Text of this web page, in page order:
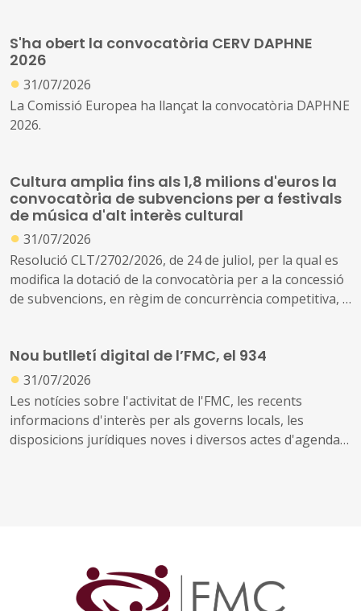
locals
S'ha obert la convocatòria CERV DAPHNE
2026
● 31/07/2026
La Comissió Europea ha llançat la convocatòria DAPHNE
2026.
Cultura amplia fins als 1,8 milions d'euros la
convocatòria de subvencions per a festivals
de música d'alt interès cultural
● 31/07/2026
Resolució CLT/2702/2026, de 24 de juliol, per la qual es
modifica la dotació de la convocatòria per a la concessió
de subvencions, en règim de concurrència competitiva, a
Nou butlletí digital de l’FMC, el 934
● 31/07/2026
Les notícies sobre l'activitat de l'FMC, les recents
informacions d'interès per als governs locals, les
disposicions jurídiques noves i diversos actes d'agenda